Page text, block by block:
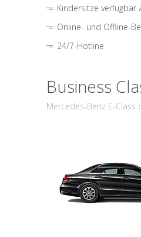
Kindersitze verfügbar
Online- und Offline-
24/7-Hotline
Business
Mercedes-Benz E-Class